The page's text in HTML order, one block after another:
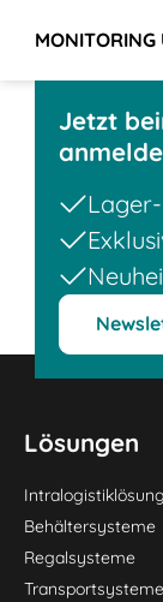
MONITORING
Jetzt
Lösungen
Behältersysteme
Regalsysteme
Transportsysteme